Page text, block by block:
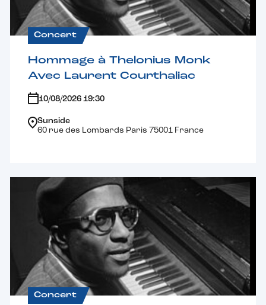
Concert
Hommage à Thelonius Monk
Avec Laurent Courthaliac
10/08/2026 19:30
Sunside
60 rue des Lombards Paris 75001 France
Concert